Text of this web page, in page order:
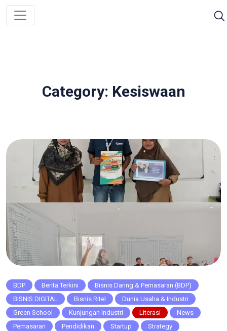
Category: Kesiswaan
BDP Berita Terkini
Bisnis Daring & Pemasaran (BDP)
BISNIS DIGITAL
Bisnis Ritel
Dunia Usaha & Industri
Green School
Kunjungan Industri Literasi
News
Pemasaran
Pendidikan Startup
Strategy